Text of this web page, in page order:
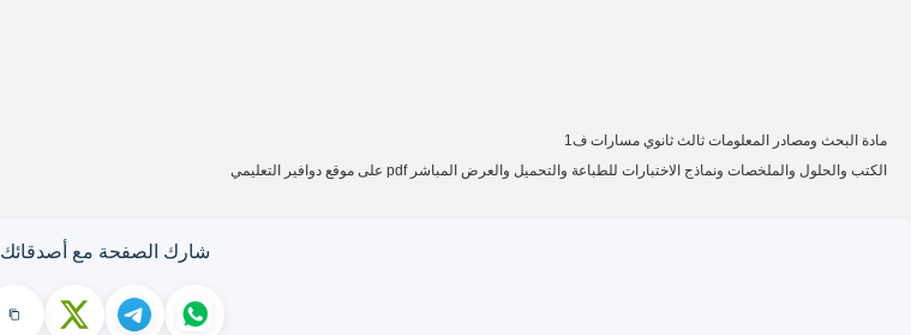
مادة البحث ومصادر المعلومات ثالث ثانوي مسارات ف1
الكتب والحلول والملخصات ونماذج الاختبارات للطباعة والتحميل والعرض المباشر pdf على موقع دوافير التعليمي
شارك الصفحة مع أصدقائك